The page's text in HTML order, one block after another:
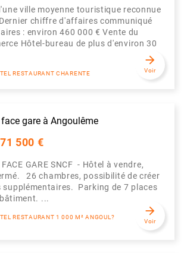
ville moyenne touristique reconnue
chiffre d'affaires communiqué
: environ 460 000 € Vente du
Hôtel-bureau de plus d'environ 30
RESTAURANT CHARENTE
arrow_forward
Voir
gare à Angoulême
500 €
GARE SNCF - Hôtel à vendre,
26 chambres, possibilité de créer
supplémentaires. Parking de 7 places
...
RESTAURANT 1 000 M² ANGOUL?
arrow_forward
Voir